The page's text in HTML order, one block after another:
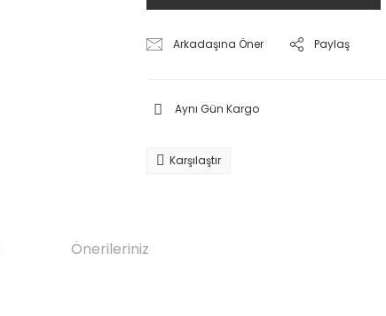
Arkadaşına Öner Paylaş
Aynı Gün Kargo
Karşılaştır
Önerileriniz